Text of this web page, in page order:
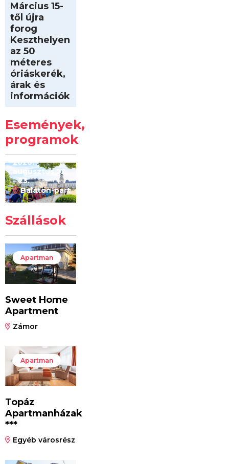
Március 15-
től újra
forog
Keszthelyen
az 50
méteres
óriáskerék,
árak és
információk
Események,
programok
Kilóméterek
2026
2026.
augusztus 22
– 23.
Balaton-part
Szállások
Apartman
Sweet Home
Apartment
Zámor
Apartman
Topáz
Apartmanházak
***
Egyéb városrész